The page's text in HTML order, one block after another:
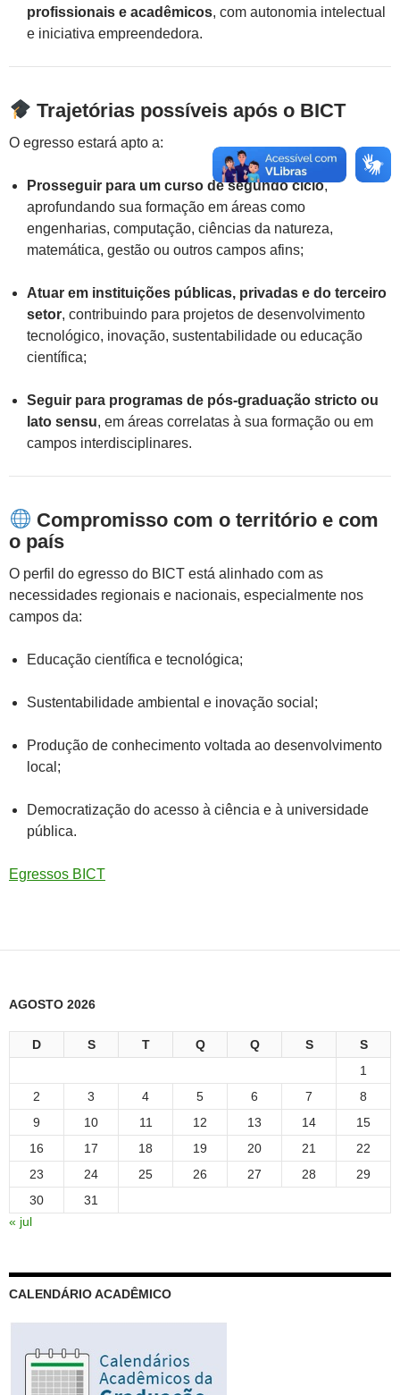
profissionais e acadêmicos, com autonomia intelectual
e iniciativa empreendedora.
Trajetórias possíveis após o BICT
O egresso estará apto a:
Prosseguir para um curso de segundo ciclo,
aprofundando sua formação em áreas como
engenharias, computação, ciências da natureza,
matemática, gestão ou outros campos afins;
Atuar em instituições públicas, privadas e do terceiro
setor, contribuindo para projetos de desenvolvimento
tecnológico, inovação, sustentabilidade ou educação
científica;
Seguir para programas de pós-graduação stricto ou
lato sensu, em áreas correlatas à sua formação ou em
campos interdisciplinares.
Compromisso com o território e com
o país
O perfil do egresso do BICT está alinhado com as
necessidades regionais e nacionais, especialmente nos
campos da:
Educação científica e tecnológica;
Sustentabilidade ambiental e inovação social;
Produção de conhecimento voltada ao desenvolvimento
local;
Democratização do acesso à ciência e à universidade
pública.
Egressos BICT
AGOSTO 2026
D S T Q Q S
S
1
2
3 4 5 6 7
8
9
10 11 12 13 14
15
16
17 18 19 20 21
22
23
24 25 26 27 28
29
30
31
« jul
CALENDÁRIO ACADÊMICO